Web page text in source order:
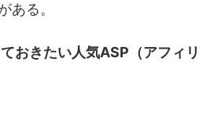
ある。
おきたい人気ASP（アフィリ